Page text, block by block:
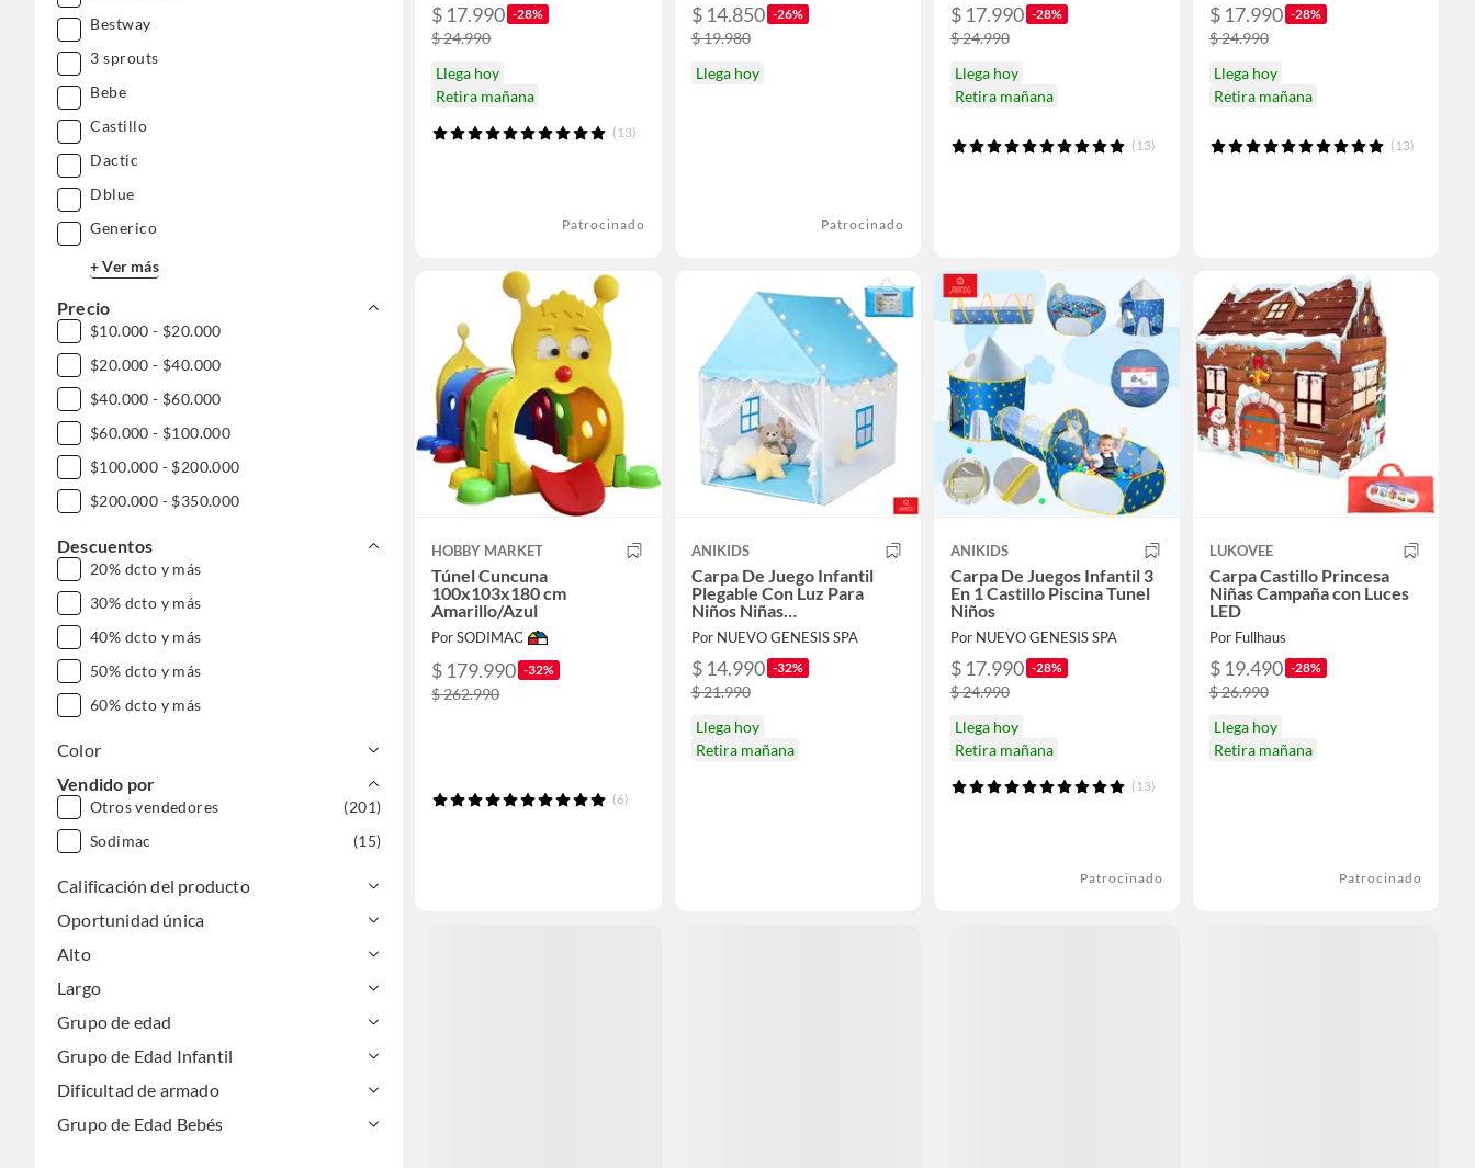
Bestway
3 sprouts
Bebe
Castillo
Dactic
Dblue
Generico
+ Ver más
Precio
$10.000 - $20.000
$20.000 - $40.000
$40.000 - $60.000
$60.000 - $100.000
$100.000 - $200.000
$200.000 - $350.000
Descuentos
20% dcto y más
30% dcto y más
40% dcto y más
50% dcto y más
60% dcto y más
Color
Vendido por
Otros vendedores
(201)
Sodimac
(15)
Calificación del producto
Oportunidad única
Alto
Largo
Grupo de edad
Grupo de Edad Infantil
Dificultad de armado
Grupo de Edad Bebés
$ 17.990 -28%
$ 24.990
Llega hoy
Retira mañana
(13)
Patrocinado
$ 14.850 -26%
$ 19.980
Llega hoy
Patrocinado
$ 17.990 -28%
$ 24.990
Llega hoy
Retira mañana
(13)
$ 17.990 -28%
$ 24.990
Llega hoy
Retira mañana
(13)
HOBBY MARKET
Túnel Cuncuna
100x103x180 cm
Amarillo/Azul
Por SODIMAC
$ 179.990 -32%
$ 262.990
(6)
ANIKIDS
Carpa De Juego Infantil
Plegable Con Luz Para
Niños Niñas
130x120x100cm Color
Azul
Por NUEVO GENESIS SPA
$ 14.990 -32%
$ 21.990
Llega hoy
Retira mañana
ANIKIDS
Carpa De Juegos Infantil 3
En 1 Castillo Piscina Tunel
Niños
Por NUEVO GENESIS SPA
$ 17.990 -28%
$ 24.990
Llega hoy
Retira mañana
(13)
Patrocinado
LUKOVEE
Carpa Castillo Princesa
Niñas Campaña con Luces
LED
Por Fullhaus
$ 19.490 -28%
$ 26.990
Llega hoy
Retira mañana
Patrocinado